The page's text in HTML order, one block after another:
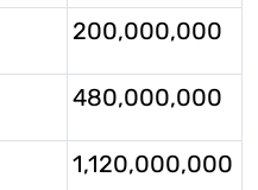
200,000,000
480,000,000
1,120,000,000